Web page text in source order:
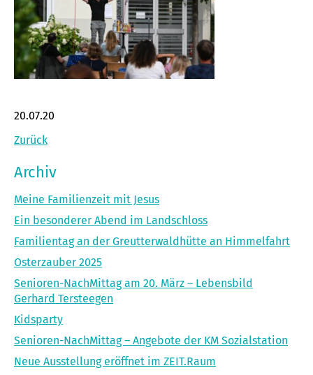
20.07.20
Zurück
Archiv
Meine Familienzeit mit Jesus
Ein besonderer Abend im Landschloss
Familientag an der Greutterwaldhütte an Himmelfahrt
Osterzauber 2025
Senioren-NachMittag am 20. März – Lebensbild
Gerhard Tersteegen
Kidsparty
Senioren-NachMittag – Angebote der KM Sozialstation
Neue Ausstellung eröffnet im ZEIT.Raum